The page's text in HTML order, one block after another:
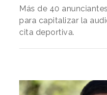
Más de 40
para capitalizar la
cita deportiva.